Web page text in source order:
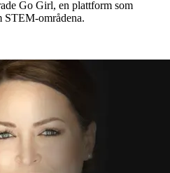
Go Girl, en plattform som
STEM-områdena.